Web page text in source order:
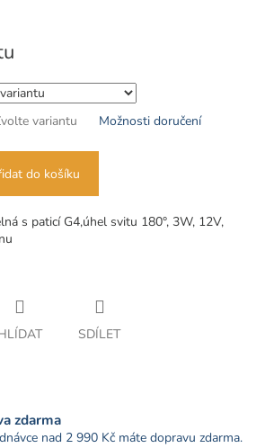
variantu Možnosti doručení
do košíku
s paticí G4,úhel svitu 180°, 3W, 12V,
SDÍLET
zdarma
nad 2 990 Kč máte dopravu zdarma.